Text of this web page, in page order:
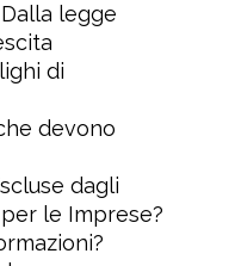
legge
di
devono
dagli
le Imprese?